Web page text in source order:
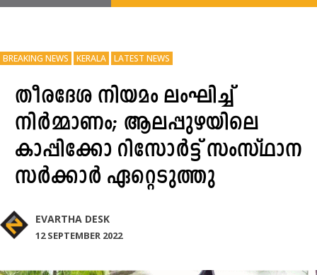
BREAKING NEWS KERALA LATEST NEWS
തീരദേശ നിയമം ലംഘിച്ച്
നിർമ്മാണം; ആലപ്പുഴയിലെ
കാപ്പിക്കോ റിസോര്‍ട്ട് സംസ്ഥാന
സര്‍ക്കാര്‍ ഏറ്റെടുത്തു
EVARTHA DESK
12 SEPTEMBER 2022